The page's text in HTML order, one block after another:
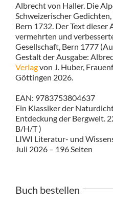
Albrecht von Haller. Die
Schweizerischer
Bern 1732. Der Text dieser
vermehrten und
Gesellschaft, Bern 1777
Gestalt der Ausgabe:
Verlagvon J. Huber,
Göttingen 2026.
EAN: 9783753804637
Ein Klassiker der
Entdeckung der Bergwelt.
B/H/T )
LIWI Literatur- und
Juli 2026 – 196 Seiten
Buch bestellen